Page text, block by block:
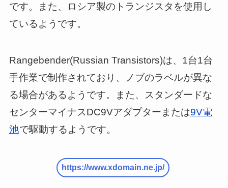
です。また、ロシア製のトランジスタを使用し
ているようです。
Rangebender(Russian Transistors)は、1台1台
手作業で制作されており、ノブのラベルが異な
る場合があるようです。また、スタンダードな
センターマイナスDC9Vアダプターまたは9V電
池で駆動するようです。
https://www.xdomain.ne.jp/